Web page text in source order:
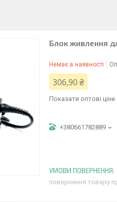
Блок живлення
Немає в наявності
306,90 ₴
Показати оптові ціни
+380661782889
повернення товару